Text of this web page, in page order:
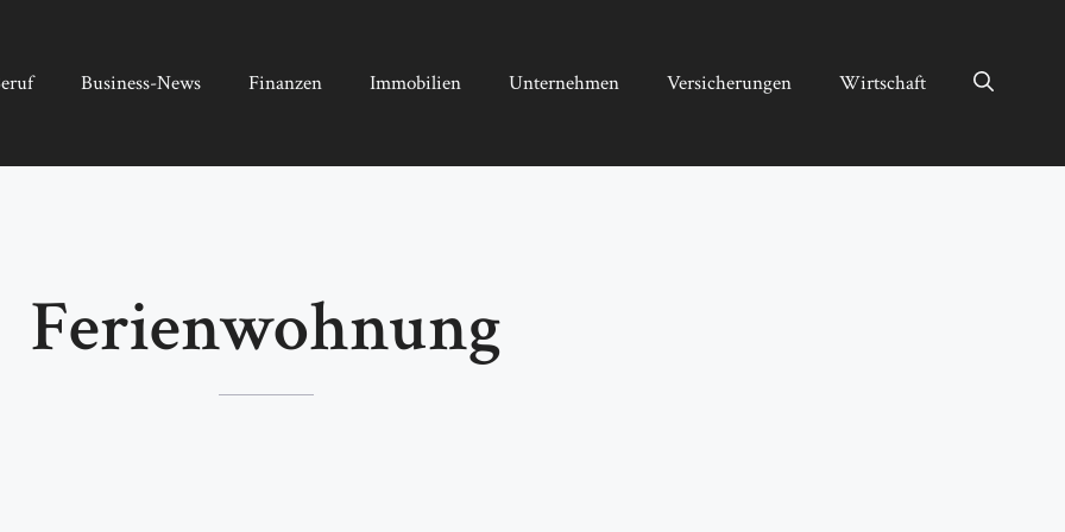
Business-News Finanzen Immobilien Unternehmen Versicherungen Wirtschaft
Ferienwohnung